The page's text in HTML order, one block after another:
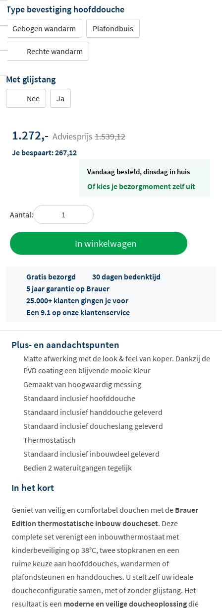
Type bevestiging hoofddouche
Gebogen wandarm Plafondbuis
Rechte wandarm
Met glijstang
Nee Ja
1.272,- Adviesprijs 1.539,12
Je bespaart:267,12
vandaag besteld, dinsdag in huis
Of kies je bezorgmoment zelf uit
Aantal:
In winkelwagen
Offertes
ophalen...
Gratis bezorgd
30 dagen bedenktijd
5 jaar garantie op Brauer
25.000+ klanten gingen je voor
Een 9.1 op onze klantenservice
Plus- en aandachtspunten
Matte afwerking met de look & feel van koper. Dankzij de
PVD coating een blijvende mooie kleur
Gemaakt van hoogwaardig messing
Standaard inclusief hoofddouche
Standaard inclusief handdouche geleverd
Standaard inclusief doucheslang geleverd
Thermostatisch
Standaard inclusief inbouwdeel geleverd
Bedien 2 wateruitgangen tegelijk
In het kort
Geniet van veilig en comfortabel douchen met de Brauer
Edition thermostatische inbouw doucheset. Deze
complete set verenigt een inbouwthermostaat met
kinderbeveiliging op 38°C, twee stopkranen en een
ruime keuze aan hoofddouches, wandarmen of
plafondsteunen en handdouches. U stelt zelf uw ideale
doucheconfiguratie samen, met of zonder glijstang. Het
resultaat is een moderne en veilige doucheoplossingdie